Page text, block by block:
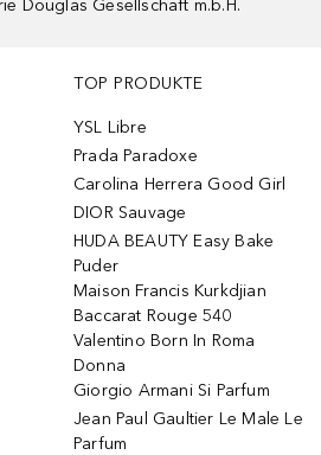
Douglas Gesellschaft m.b.H.
TOP PRODUKTE
YSL Libre
Prada Paradoxe
Carolina Herrera Good Girl
DIOR Sauvage
HUDA BEAUTY Easy Bake
Puder
Maison Francis Kurkdjian
Baccarat Rouge 540
Valentino Born In Roma
Donna
Giorgio Armani Si Parfum
Jean Paul Gaultier Le Male Le
Parfum